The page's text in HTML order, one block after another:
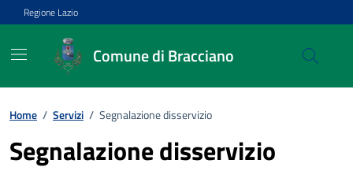
Vai ai contenuti
Vai al footer
Regione Lazio
Comune di Bracciano
Home / Servizi / Segnalazione disservizio
Segnalazione disservizio